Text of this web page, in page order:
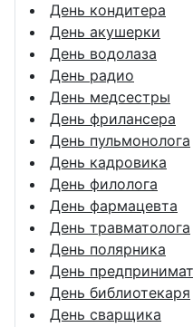
День кондитера
День акушерки
День водолаза
День радио
День медсестры
День фрилансера
День пульмонолога
День кадровика
День филолога
День фармацевта
День травматолога
День полярника
День
День библиотекаря
День сварщика